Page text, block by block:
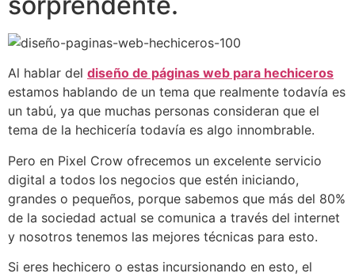
Al hablar del diseño de páginas web para hechiceros
estamos hablando de un tema que realmente todavía es
un tabú, ya que muchas personas consideran que el
tema de la hechicería todavía es algo innombrable.
Pero en Pixel Crow ofrecemos un excelente servicio
digital a todos los negocios que estén iniciando,
grandes o pequeños, porque sabemos que más del 80%
de la sociedad actual se comunica a través del internet
y nosotros tenemos las mejores técnicas para esto.
Si eres hechicero o estas incursionando en esto, el